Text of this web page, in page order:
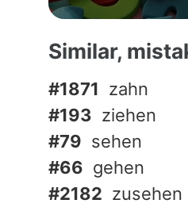
Similar,
#1871 zahn
#193 ziehen
#79 sehen
#66 gehen
#2182 zusehen